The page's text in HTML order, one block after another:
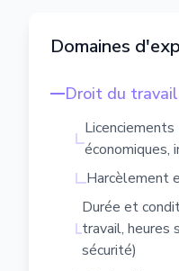
Domaines
Droit du travail
Licenciements
économiques,
Harcèlement
Durée et
travail, heures
sécurité)